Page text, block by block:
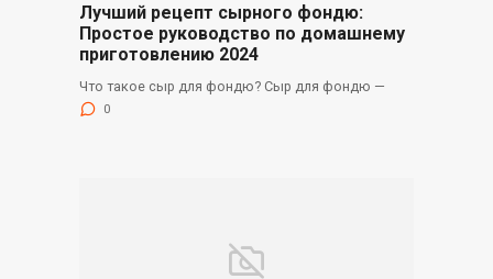
Лучший рецепт сырного фондю:
Простое руководство по домашнему
приготовлению 2024
Что такое сыр для фондю? Сыр для фондю —
0